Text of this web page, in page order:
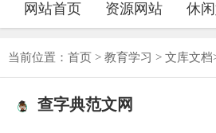
网站首页 资源网站 休
当前位置： 首页 > 教育学习 > 文库文档
查字典范文网